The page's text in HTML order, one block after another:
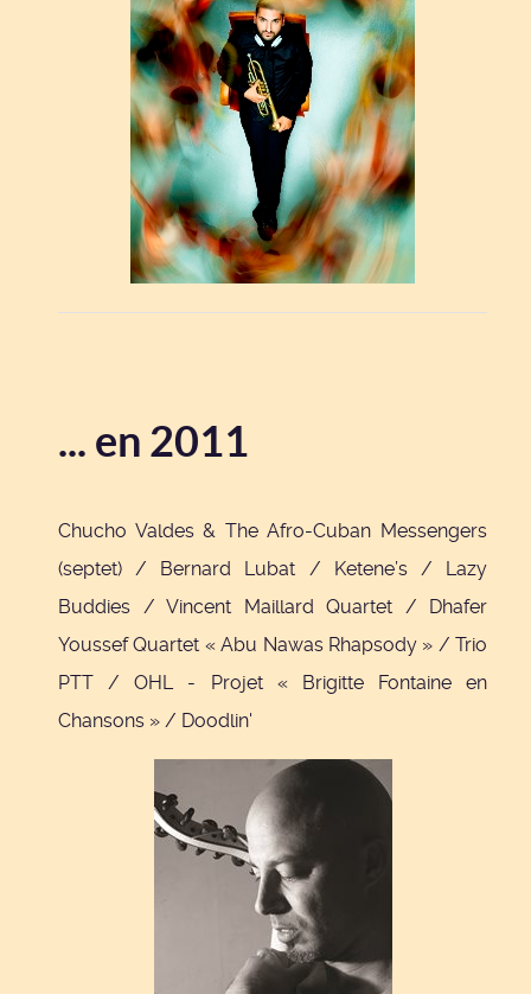
... en 2011
Chucho Valdes & The Afro-Cuban Messengers
(septet) / Bernard Lubat / Ketene’s / Lazy
Buddies / Vincent Maillard Quartet / Dhafer
Youssef Quartet « Abu Nawas Rhapsody » / Trio
PTT / OHL - Projet « Brigitte Fontaine en
Chansons » / Doodlin'